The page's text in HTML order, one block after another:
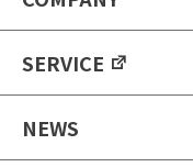
SERVICE
NEWS